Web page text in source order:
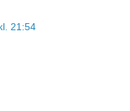
21:54